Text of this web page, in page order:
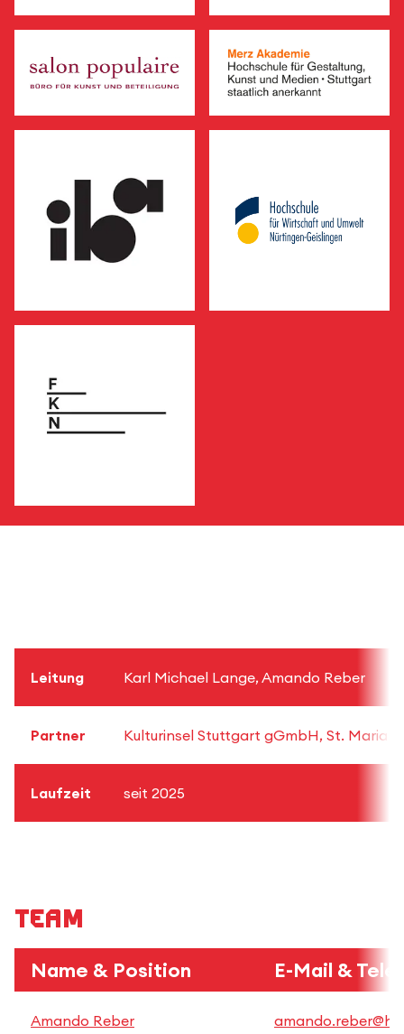
Leitung Karl Michael Lange, Amando Reber
Partner Kulturinsel Stuttgart gGmbH, St. Maria
Laufzeit seit 2025
Team
Name & Position E-Mail &
Amando Reber